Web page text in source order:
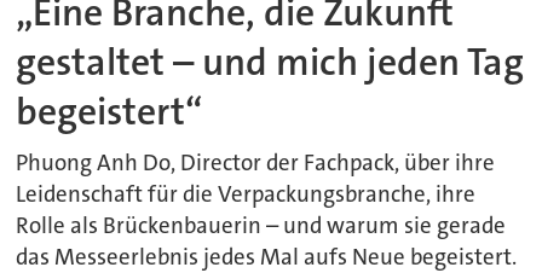
„Eine Branche, die Zukunft
gestaltet – und mich jeden Tag
begeistert“
Phuong Anh Do, Director der Fachpack, über ihre
Leidenschaft für die Verpackungsbranche, ihre
Rolle als Brückenbauerin – und warum sie gerade
das Messeerlebnis jedes Mal aufs Neue begeistert.